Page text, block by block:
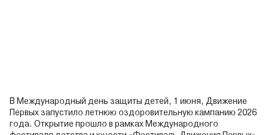
В Международный день защиты детей, 1 июня, Движение
Первых запустило летнюю оздоровительную кампанию 2026
года. Открытие прошло в рамках Международного